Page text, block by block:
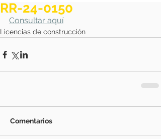
RR-24-0150
Consultar aquí
Licencias de construcción
Comentarios